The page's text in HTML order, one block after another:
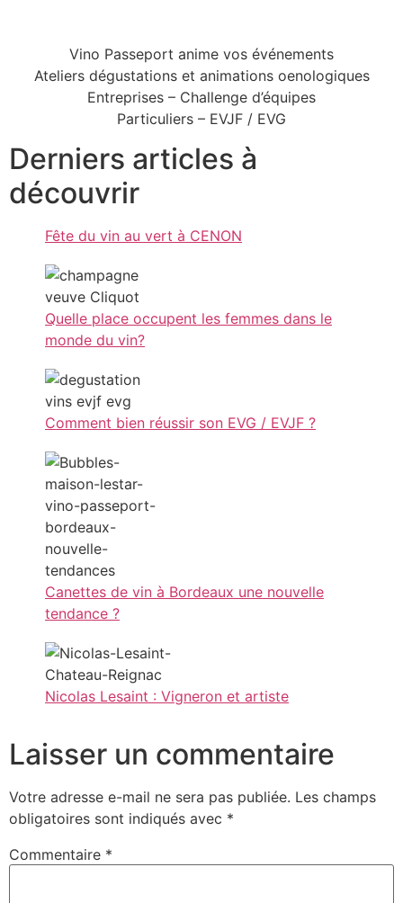
Vino Passeport anime vos événements
Ateliers dégustations et animations oenologiques
Entreprises – Challenge d’équipes
Particuliers – EVJF / EVG
Derniers articles à
découvrir
Fête du vin au vert à CENON
Quelle place occupent les femmes dans le
monde du vin?
Comment bien réussir son EVG / EVJF ?
Canettes de vin à Bordeaux une nouvelle
tendance ?
Nicolas Lesaint : Vigneron et artiste
Laisser un commentaire
Votre adresse e-mail ne sera pas publiée. Les champs
obligatoires sont indiqués avec *
Commentaire *